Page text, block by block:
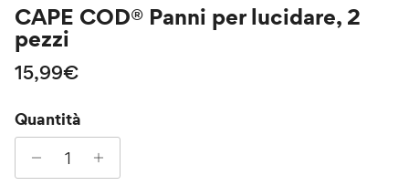
CAPE COD® Panni per lucidare, 2
pezzi
Prezzo normale
15,99€
Quantità